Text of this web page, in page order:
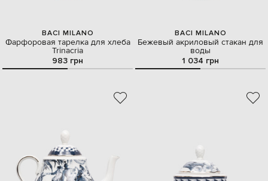
BACI MILANO
Фарфоровая тарелка для хлеба
Trinacria
983 грн
BACI MILANO
Бежевый акриловый стакан для
воды
1 034 грн